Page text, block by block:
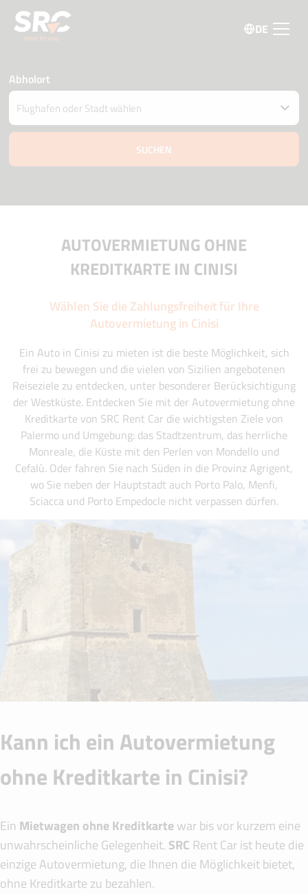
DE
Abholort
Fahrzeug an einem anderen Ort abgeben
Datum und Uhrzeit der Abholung und Zustellung
AUTOVERMIETUNG OHNE
KREDITKARTE IN CINISI
Wählen Sie die Zahlungsfreiheit für Ihre
Autovermietung in Cinisi
Ein Auto in Cinisi zu mieten ist die beste Möglichkeit, sich
frei zu bewegen und die vielen von Sizilien angebotenen
Reiseziele zu entdecken, unter besonderer Berücksichtigung
der Westküste. Entdecken Sie mit der Autovermietung ohne
Kreditkarte von SRC Rent Car die wichtigsten Ziele von
Palermo und Umgebung: das Stadtzentrum, das herrliche
Monreale, die Küste mit den Perlen von Mondello und
Cefalù. Oder fahren Sie nach Süden in die Provinz Agrigent,
wo Sie neben der Hauptstadt auch Porto Palo, Menfi,
Sciacca und Porto Empedocle nicht verpassen dürfen.
Kann ich ein Autovermietung
ohne Kreditkarte in Cinisi?
Ein Mietwagen ohne Kreditkartewar bis vor kurzem eine
unwahrscheinliche Gelegenheit. SRC Rent Car ist heute die
einzige Autovermietung, die Ihnen die Möglichkeit bietet,
ohne Kreditkarte zu bezahlen.